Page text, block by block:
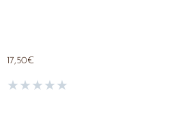
17,50€
★★★★★